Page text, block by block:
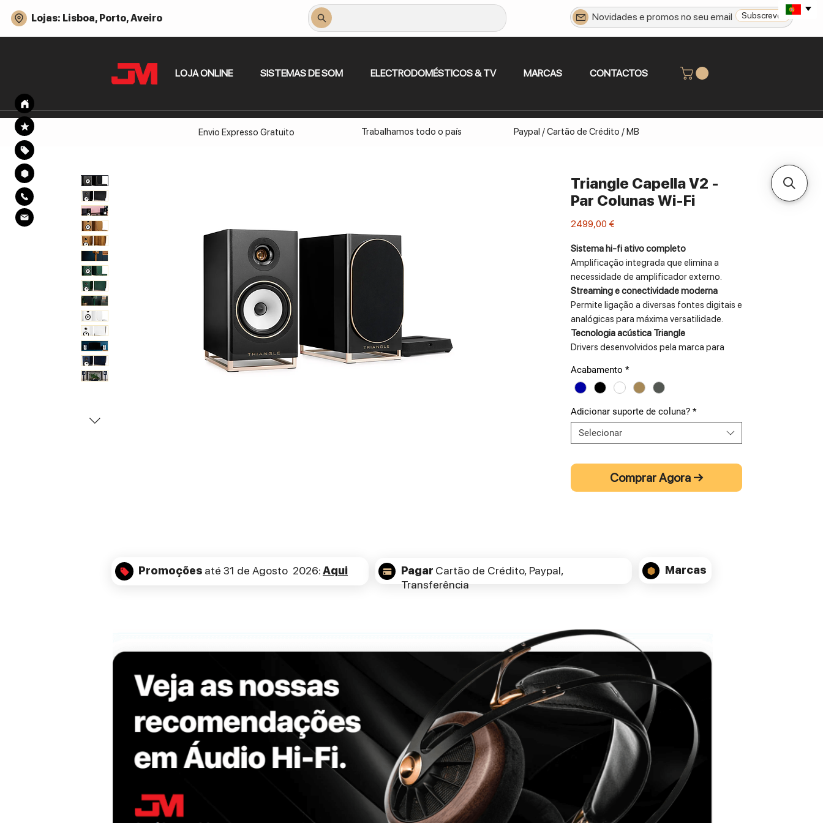
Subscrever
LOJA ONLINE SISTEMAS DE SOM ELECTRODOMÉSTICOS & TV MARCAS CONTACTOS
Lojas: Lisboa, Porto, Aveiro
Envio Expresso Gratuito Trabalhamos todo o país Paypal / Cartão de Crédito / MB
Triangle Capella V2 -
Par Colunas Wi-Fi
2499,00 €
Sistema hi-fi ativo completo
Amplificação integrada que elimina a
necessidade de amplificador externo.
Streaming e conectividade moderna
Permite ligação a diversas fontes digitais e
analógicas para máxima versatilidade.
Tecnologia acústica Triangle
Drivers desenvolvidos pela marca para
Design premium com acabamentos
elegantes
moderna com desempenho hi-fi.
AsTriangle Capella 2representam a
colunas ativas da marca francesa
combinando tecnologia moderna com a
necessidade de amplificadores externos.
controlados, médios naturais e agudos
Graças à conectividade versátil, as Capella
2 permitem integrar facilmente diferentes
fontes de áudio, desde dispositivos
digitais e streaming até equipamentos
analógicos tradicionais. Esta flexibilidade
torna-as ideais para sistemas de música
contemporâneos que procuram
simplicidade sem abdicar de qualidade
sonora.
O design elegante e os acabamentos
Acabamento *
Adicionar suporte de coluna? *
Selecionar
Comprar Agora →
Promoções até 31 de Agosto 2026:Aqui Pagar Cartão de Crédito, Paypal,
Transferência
Marcas